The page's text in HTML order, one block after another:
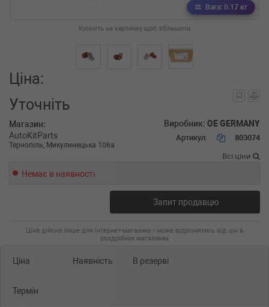
Вага: 0.17 кг
Клікніть на картинку щоб збільшити
Ціна:
Уточніть
Магазин:
AutoKitParts
Тернопіль, Микулинецька 106а
Виробник: OE GERMANY
Артикул: 803074
Всі ціни
Немає в наявності
Запит продавцю
Ціна дійсна лише для інтернет-магазину і може відрізнятись від цін в
роздрібних магазинах
Ціна Наявність В резерві
Термін